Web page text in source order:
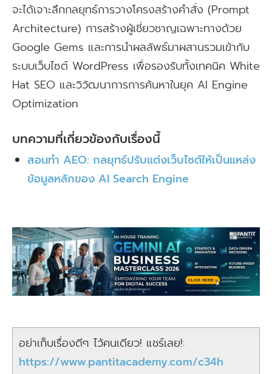
จะได้เจาะลึกกลยุทธ์การวางโครงสร้างคำสั่ง (Prompt
Architecture) การสร้างผู้เชี่ยวชาญเฉพาะทางด้วย
Google Gems และการนำผลลัพธ์มาผสานรวมเข้ากับ
ระบบเว็บไซต์ WordPress เพื่อรองรับทั้งเทคนิค White
Hat SEO และวิวัฒนาการการค้นหาในยุค AI Engine
Optimization
บทความที่เกี่ยวข้องกับเรื่องนี้
สอนทำ AEO: กลยุทธ์ปรับแต่งเว็บไซต์ให้เป็นแหล่ง
ข้อมูลหลักของ AI Search Engine
อย่าเก็บเรื่องดีๆ ไว้คนเดียว! แชร์เลย!:
https://www.pantitacademy.com/c34h